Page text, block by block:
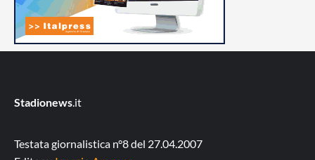
Stadionews.it
Testata giornalistica n°8 del 27.04.2007